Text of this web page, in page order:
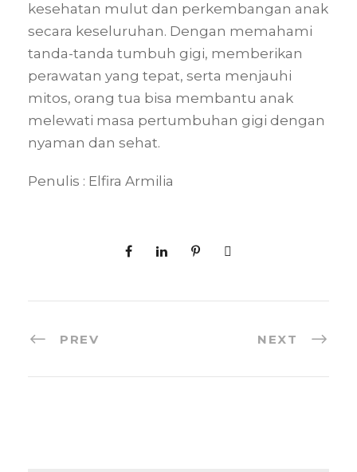
kesehatan mulut dan perkembangan anak
secara keseluruhan. Dengan memahami
tanda-tanda tumbuh gigi, memberikan
perawatan yang tepat, serta menjauhi
mitos, orang tua bisa membantu anak
melewati masa pertumbuhan gigi dengan
nyaman dan sehat.
Penulis : Elfira Armilia
PREV NEXT